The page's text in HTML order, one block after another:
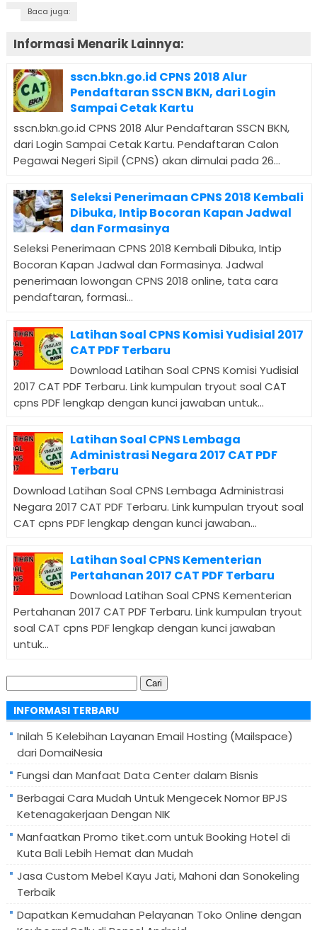
Baca juga:
Informasi Menarik Lainnya:
sscn.bkn.go.id CPNS 2018 Alur
Pendaftaran SSCN BKN, dari Login
Sampai Cetak Kartu
sscn.bkn.go.id CPNS 2018 Alur Pendaftaran SSCN BKN,
dari Login Sampai Cetak Kartu. Pendaftaran Calon
Pegawai Negeri Sipil (CPNS) akan dimulai pada 26...
Seleksi Penerimaan CPNS 2018 Kembali
Dibuka, Intip Bocoran Kapan Jadwal
dan Formasinya
Seleksi Penerimaan CPNS 2018 Kembali Dibuka, Intip
Bocoran Kapan Jadwal dan Formasinya. Jadwal
penerimaan lowongan CPNS 2018 online, tata cara
pendaftaran, formasi...
Latihan Soal CPNS Komisi Yudisial 2017
CAT PDF Terbaru
Download Latihan Soal CPNS Komisi Yudisial
2017 CAT PDF Terbaru. Link kumpulan tryout soal CAT
cpns PDF lengkap dengan kunci jawaban untuk...
Latihan Soal CPNS Lembaga
Administrasi Negara 2017 CAT PDF
Terbaru
Download Latihan Soal CPNS Lembaga Administrasi
Negara 2017 CAT PDF Terbaru. Link kumpulan tryout soal
CAT cpns PDF lengkap dengan kunci jawaban...
Latihan Soal CPNS Kementerian
Pertahanan 2017 CAT PDF Terbaru
Download Latihan Soal CPNS Kementerian
Pertahanan 2017 CAT PDF Terbaru. Link kumpulan tryout
soal CAT cpns PDF lengkap dengan kunci jawaban
untuk...
Cari
untuk:
INFORMASI TERBARU
Inilah 5 Kelebihan Layanan Email Hosting (Mailspace)
dari DomaiNesia
Fungsi dan Manfaat Data Center dalam Bisnis
Berbagai Cara Mudah Untuk Mengecek Nomor BPJS
Ketenagakerjaan Dengan NIK
Manfaatkan Promo tiket.com untuk Booking Hotel di
Kuta Bali Lebih Hemat dan Mudah
Jasa Custom Mebel Kayu Jati, Mahoni dan Sonokeling
Terbaik
Dapatkan Kemudahan Pelayanan Toko Online dengan